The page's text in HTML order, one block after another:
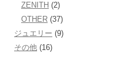
ZENITH (2)
OTHER (37)
ジュエリー (9)
その他 (16)